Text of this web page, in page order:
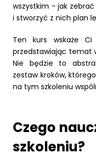
wszystkim - jak
i stworzyć z nich plan
Ten kurs wskaże Ci
przedstawiając temat
Nie będzie to
zestaw kroków,
na tym szkoleniu
Czego
szkoleniu?